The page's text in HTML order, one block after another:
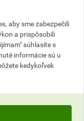
ponuku
aby sme zabezpečili
a prispôsobili
súhlasíte s
informácie sú u
kedykoľvek